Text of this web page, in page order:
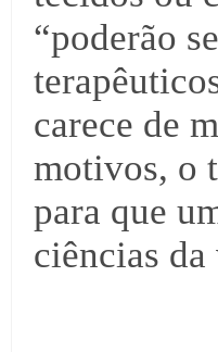
“poderão
carece de
motivos, o
para que
ciências